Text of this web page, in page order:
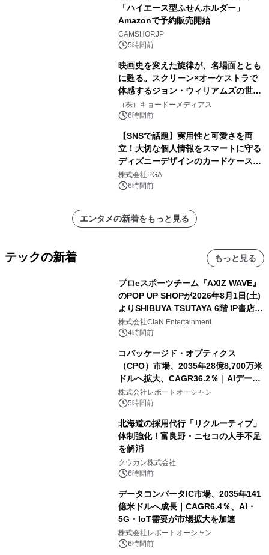
「ハイエース型ふせんホルダー」
Amazonで予約販売開始
CAMSHOP.JP
5時間前
映画史を変えた旋律が、名場面ととも
に甦る。スクリーン×オーケストラで
体感するジョン・ウィリアムズの世
界。ジョン・ウィリアムズ：シネマ・
スペクタキュラー・コンサート 開催決
（株）キョードーメディアス
6時間前
【SNSで話題】実用性と可愛さを両
立！大切な個人情報をスマートに守る
ディズニーデザインのカードケースを
株式会社PGAが8月7日発売
株式会社PGA
6時間前
エンタメの新着をもっと見る
テックの新着 もっと見る
プロeスポーツチーム『AXIZ WAVE』
のPOP UP SHOPが2026年8月1日(土)
よりSHIBUYA TSUTAYA 6階 IP書店で
開催決定！！
株式会社ClaN Entertainment
4時間前
コパッケージド・オプティクス
（CPO）市場、2035年28億8,700万米
ドルへ拡大、CAGR36.2％｜AIデータ
センター・高速光通信需要が成長を加
速
株式会社レポートオーシャン
5時間前
北海道の採用代行「リクルーティブ」
体制強化！富良野・ニセコの人手不足
を解消
クウカン株式会社
6時間前
データコンバータIC市場、2035年141
億米ドルへ成長｜CAGR6.4％、AI・
5G・IoT需要が市場拡大を加速
株式会社レポートオーシャン
6時間前